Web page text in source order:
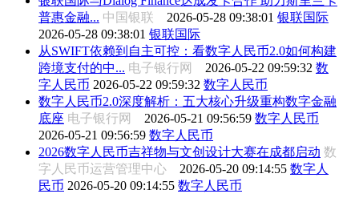
普惠金融... 中国银联 2026-05-28 09:38:01 银联国际
2026-05-28 09:38:01 银联国际
从SWIFT依赖到自主可控：看数字人民币2.0如何构建
跨境支付的中... 电子银行网 2026-05-22 09:59:32 数
字人民币 2026-05-22 09:59:32 数字人民币
数字人民币2.0深度解析：五大核心升级重构数字金融
底座 电子银行网 2026-05-21 09:56:59 数字人民币
2026-05-21 09:56:59 数字人民币
2026数字人民币吉祥物与文创设计大赛在成都启动 数
字人民币运营管理中心 2026-05-20 09:14:55 数字人
民币 2026-05-20 09:14:55 数字人民币